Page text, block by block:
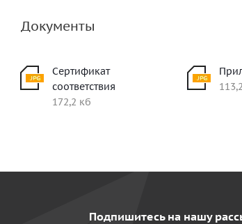
Документы
Сертификат
соответствия
172,2 кб
Подпишитесь на нашу